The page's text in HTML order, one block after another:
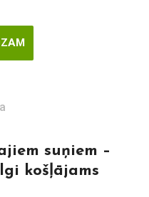
suņiem –
košļājams